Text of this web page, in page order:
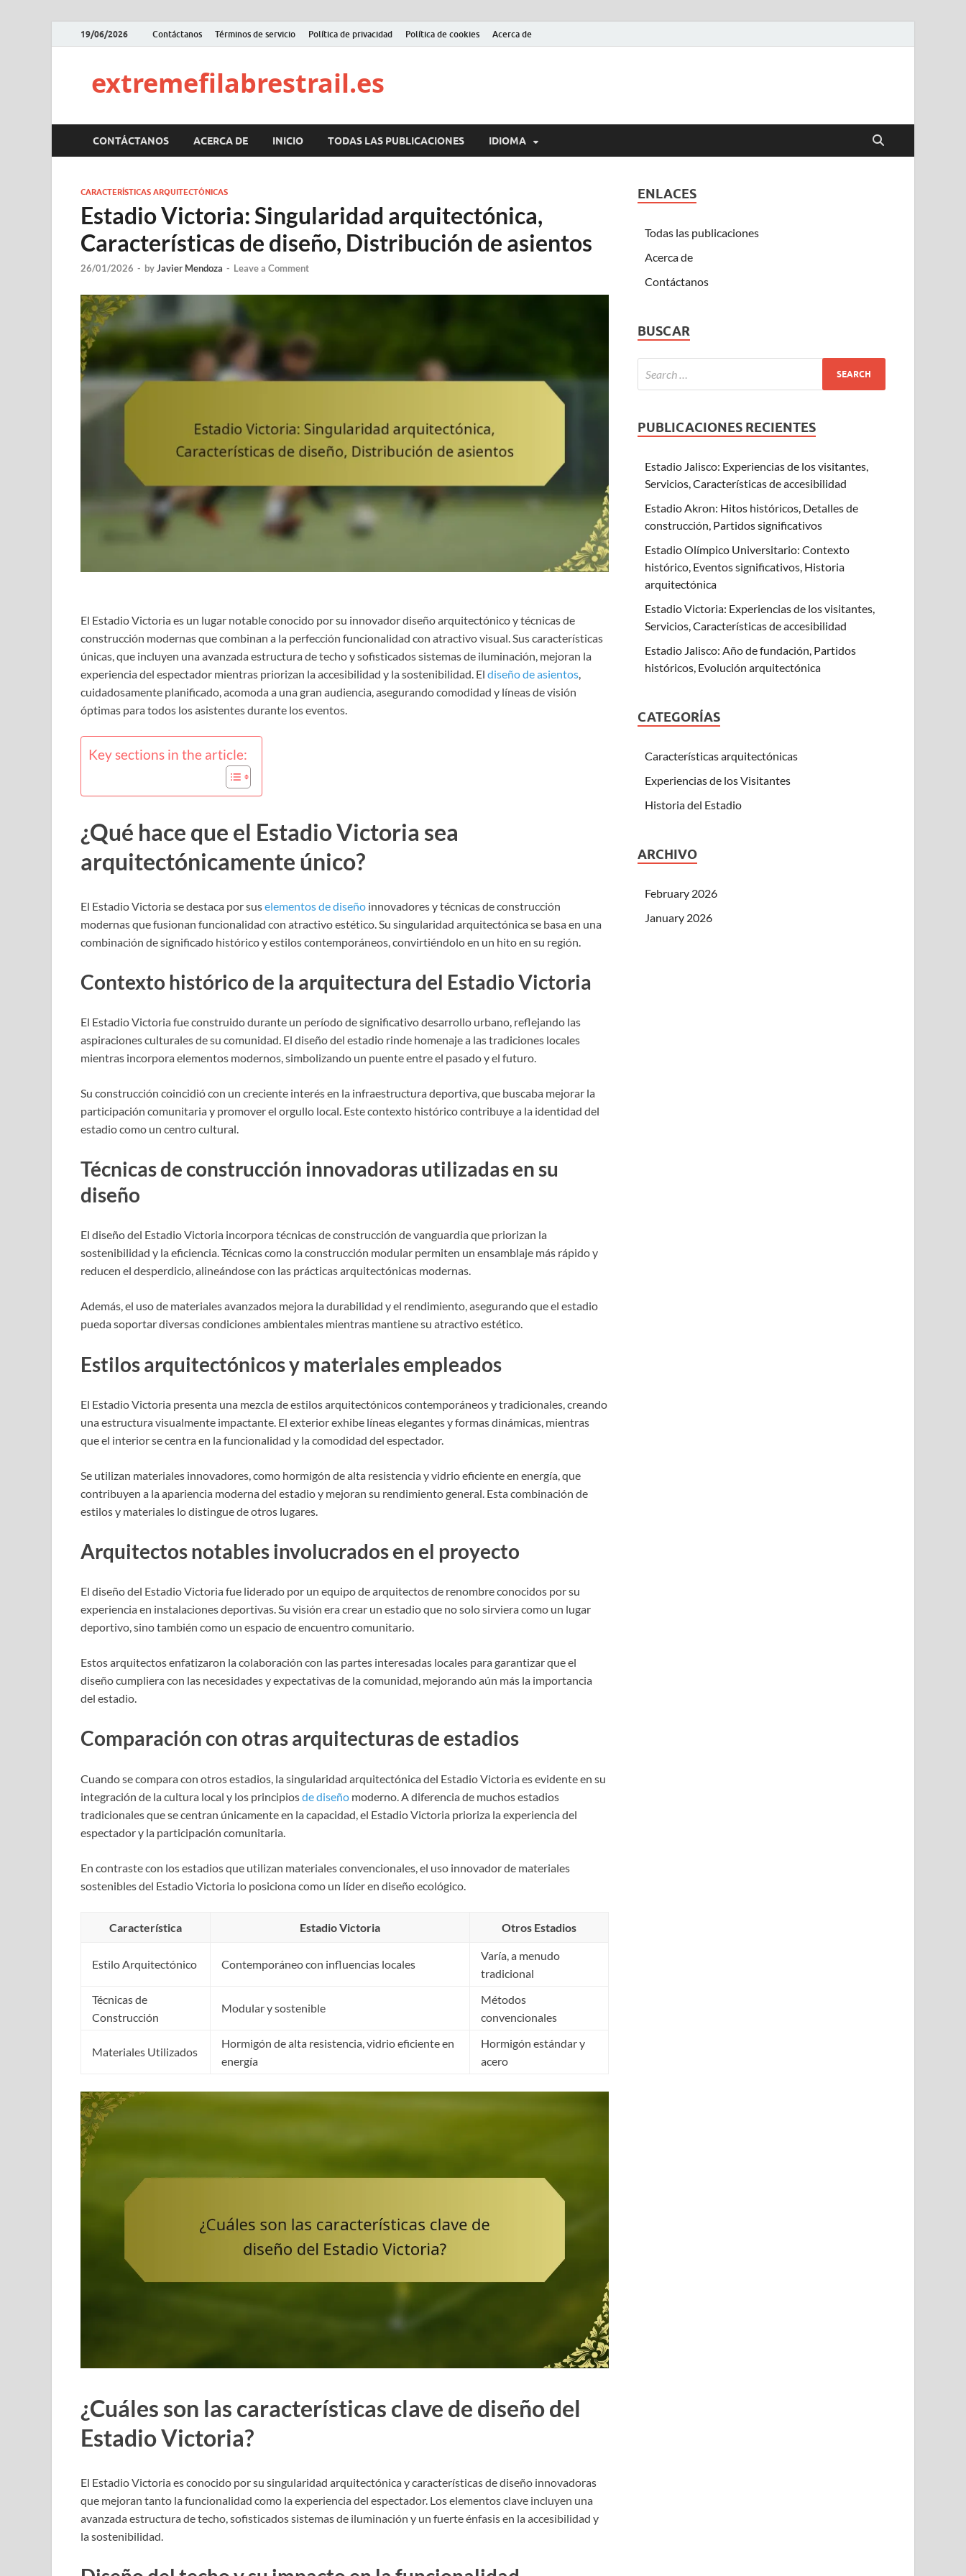
19/06/2026 Contáctanos Términos de servicio Política de privacidad Política de cookies Acerca de
extremefilabrestrail.es
CONTÁCTANOS ACERCA DE INICIO TODAS LAS PUBLICACIONES IDIOMA
CARACTERÍSTICAS ARQUITECTÓNICAS
Estadio Victoria: Singularidad arquitectónica,
Características de diseño, Distribución de asientos
26/01/2026 - byJavier Mendoza - Leave a Comment
El Estadio Victoria es un lugar notable conocido por su innovador diseño arquitectónico y técnicas de
construcción modernas que combinan a la perfección funcionalidad con atractivo visual. Sus características
únicas, que incluyen una avanzada estructura de techo y sofisticados sistemas de iluminación, mejoran la
experiencia del espectador mientras priorizan la accesibilidad y la sostenibilidad. El diseño de asientos,
cuidadosamente planificado, acomoda a una gran audiencia, asegurando comodidad y líneas de visión
óptimas para todos los asistentes durante los eventos.
Key sections in the article:
¿Qué hace que el Estadio Victoria sea
arquitectónicamente único?
El Estadio Victoria se destaca por suselementos de diseño innovadores y técnicas de construcción
modernas que fusionan funcionalidad con atractivo estético. Su singularidad arquitectónica se basa en una
combinación de significado histórico y estilos contemporáneos, convirtiéndolo en un hito en su región.
Contexto histórico de la arquitectura del Estadio Victoria
El Estadio Victoria fue construido durante un período de significativo desarrollo urbano, reflejando las
aspiraciones culturales de su comunidad. El diseño del estadio rinde homenaje a las tradiciones locales
mientras incorpora elementos modernos, simbolizando un puente entre el pasado y el futuro.
Su construcción coincidió con un creciente interés en la infraestructura deportiva, que buscaba mejorar la
participación comunitaria y promover el orgullo local. Este contexto histórico contribuye a la identidad del
estadio como un centro cultural.
Técnicas de construcción innovadoras utilizadas en su
diseño
El diseño del Estadio Victoria incorpora técnicas de construcción de vanguardia que priorizan la
sostenibilidad y la eficiencia. Técnicas como la construcción modular permiten un ensamblaje más rápido y
reducen el desperdicio, alineándose con las prácticas arquitectónicas modernas.
Además, el uso de materiales avanzados mejora la durabilidad y el rendimiento, asegurando que el estadio
pueda soportar diversas condiciones ambientales mientras mantiene su atractivo estético.
Estilos arquitectónicos y materiales empleados
El Estadio Victoria presenta una mezcla de estilos arquitectónicos contemporáneos y tradicionales, creando
una estructura visualmente impactante. El exterior exhibe líneas elegantes y formas dinámicas, mientras
que el interior se centra en la funcionalidad y la comodidad del espectador.
Se utilizan materiales innovadores, como hormigón de alta resistencia y vidrio eficiente en energía, que
contribuyen a la apariencia moderna del estadio y mejoran su rendimiento general. Esta combinación de
estilos y materiales lo distingue de otros lugares.
Arquitectos notables involucrados en el proyecto
El diseño del Estadio Victoria fue liderado por un equipo de arquitectos de renombre conocidos por su
experiencia en instalaciones deportivas. Su visión era crear un estadio que no solo sirviera como un lugar
deportivo, sino también como un espacio de encuentro comunitario.
Estos arquitectos enfatizaron la colaboración con las partes interesadas locales para garantizar que el
diseño cumpliera con las necesidades y expectativas de la comunidad, mejorando aún más la importancia
del estadio.
Comparación con otras arquitecturas de estadios
Cuando se compara con otros estadios, la singularidad arquitectónica del Estadio Victoria es evidente en su
integración de la cultura local y los principiosde diseño moderno. A diferencia de muchos estadios
tradicionales que se centran únicamente en la capacidad, el Estadio Victoria prioriza la experiencia del
espectador y la participación comunitaria.
En contraste con los estadios que utilizan materiales convencionales, el uso innovador de materiales
sostenibles del Estadio Victoria lo posiciona como un líder en diseño ecológico.
Característica Estadio Victoria Otros Estadios
Estilo Arquitectónico Contemporáneo con influencias locales
Varía, a menudo
tradicional
Técnicas de
Construcción
Modular y sostenible
Métodos
convencionales
Materiales Utilizados
Hormigón de alta resistencia, vidrio eficiente en
energía
Hormigón estándar y
acero
¿Cuáles son las características clave de diseño del
Estadio Victoria?
El Estadio Victoria es conocido por su singularidad arquitectónica y características de diseño innovadoras
que mejoran tanto la funcionalidad como la experiencia del espectador. Los elementos clave incluyen una
avanzada estructura de techo, sofisticados sistemas de iluminación y un fuerte énfasis en la accesibilidad y
la sostenibilidad.
ENLACES
Todas las publicaciones
Acerca de
Contáctanos
BUSCAR
PUBLICACIONES RECIENTES
Estadio Jalisco: Experiencias de los visitantes,
Servicios, Características de accesibilidad
Estadio Akron: Hitos históricos, Detalles de
construcción, Partidos significativos
Estadio Olímpico Universitario: Contexto
histórico, Eventos significativos, Historia
arquitectónica
Estadio Victoria: Experiencias de los visitantes,
Servicios, Características de accesibilidad
Estadio Jalisco: Año de fundación, Partidos
históricos, Evolución arquitectónica
CATEGORÍAS
Características arquitectónicas
Experiencias de los Visitantes
Historia del Estadio
ARCHIVO
February 2026
January 2026